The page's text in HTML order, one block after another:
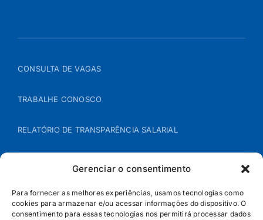
Gerenciar o consentimento
Para fornecer as melhores experiências, usamos tecnologias como
cookies para armazenar e/ou acessar informações do dispositivo. O
consentimento para essas tecnologias nos permitirá processar dados
CONSULTA DE VAGAS
TRABALHE CONOSCO
RELATÓRIO DE TRANSPARÊNCIA SALARIAL
POLÍTICA DE COOKIES